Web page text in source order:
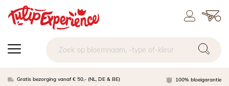
Gratis bezorging vanaf € 50,- (NL, DE & BE) 100% bloeigarantie